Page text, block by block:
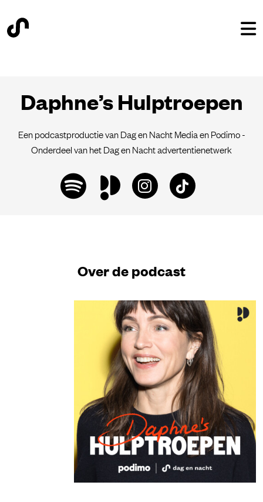
Daphne’s Hulptroepen
Een podcastproductie van Dag en Nacht Media en Podimo -
Onderdeel van het Dag en Nacht advertentienetwerk
Over de podcast